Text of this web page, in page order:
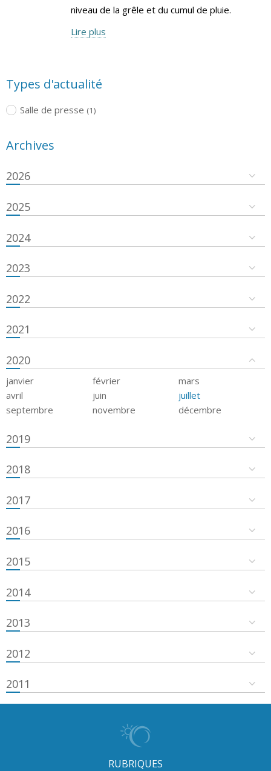
niveau de la grêle et du cumul de pluie.
Lire plus
Types d'actualité
Salle de presse (1)
Archives
2026
2025
2024
2023
2022
2021
2020
janvier février
mars
avril
juin
juillet
septembre
novembre décembre
2019
2018
2017
2016
2015
2014
2013
2012
2011
RUBRIQUES